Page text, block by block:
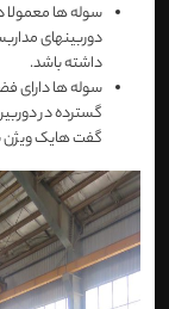
سوله ها معمولا
دوربینهای
داشته باشد.
سوله ها دارای
گسترده در
گفت هایک ویژن